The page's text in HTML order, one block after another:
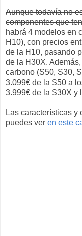
Aunque todavía no
componentes que
habrá 4 modelos en
H10), con precios
de la H10, pasando
de la H30X.
carbono (S50, S30,
3.099€ de la S50 a
3.999€ de la S30X y
Las características
puedes ver en este